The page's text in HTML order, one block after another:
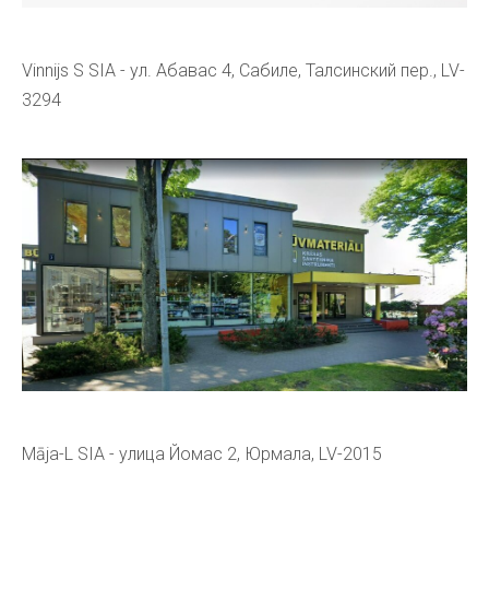
Vinnijs S SIA - ул. Абавас 4, Сабиле, Талсинский пер., LV-
3294
Māja-L SIA - улица Йомас 2, Юрмала, LV-2015